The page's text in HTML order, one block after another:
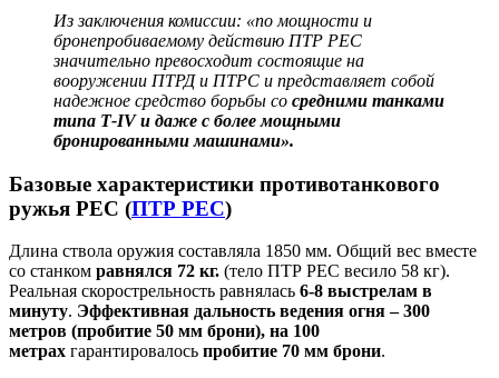
Из заключения комиссии: «по мощности и
бронепробиваемому действию ПТР РЕС
значительно превосходит состоящие на
вооружении ПТРД и ПТРС и представляет собой
надежное средство борьбы со средними танками
типа Т-IV и даже с более мощными
бронированными машинами».
Базовые характеристики противотанкового
ружья РЕС (ПТР РЕС)
Длина ствола оружия составляла 1850 мм. Общий вес вместе
со станком равнялся 72 кг. (тело ПТР РЕС весило 58 кг).
Реальная скорострельность равнялась 6-8 выстрелам в
минуту. Эффективная дальность ведения огня – 300
метров (пробитие 50 мм брони), на 100
метрах гарантировалось пробитие 70 мм брони.